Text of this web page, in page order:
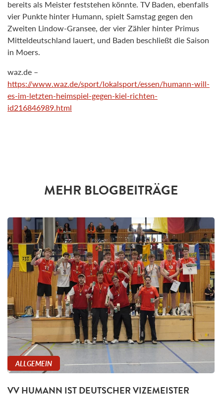
bereits als Meister feststehen könnte. TV Baden, ebenfalls
vier Punkte hinter Humann, spielt Samstag gegen den
Zweiten Lindow-Gransee, der vier Zähler hinter Primus
Mitteldeutschland lauert, und Baden beschließt die Saison
in Moers.
waz.de –
https://www.waz.de/sport/lokalsport/essen/humann-will-
es-im-letzten-heimspiel-gegen-kiel-richten-
id216846989.html
MEHR BLOGBEITRÄGE
ALLGEMEIN
VV HUMANN IST DEUTSCHER VIZEMEISTER